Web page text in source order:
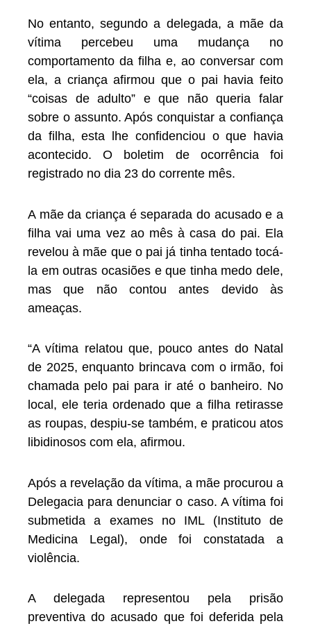
No entanto, segundo a delegada, a mãe da
vítima percebeu uma mudança no
comportamento da filha e, ao conversar com
ela, a criança afirmou que o pai havia feito
“coisas de adulto” e que não queria falar
sobre o assunto. Após conquistar a confiança
da filha, esta lhe confidenciou o que havia
acontecido. O boletim de ocorrência foi
registrado no dia 23 do corrente mês.
A mãe da criança é separada do acusado e a
filha vai uma vez ao mês à casa do pai. Ela
revelou à mãe que o pai já tinha tentado tocá-
la em outras ocasiões e que tinha medo dele,
mas que não contou antes devido às
ameaças.
“A vítima relatou que, pouco antes do Natal
de 2025, enquanto brincava com o irmão, foi
chamada pelo pai para ir até o banheiro. No
local, ele teria ordenado que a filha retirasse
as roupas, despiu-se também, e praticou atos
libidinosos com ela, afirmou.
Após a revelação da vítima, a mãe procurou a
Delegacia para denunciar o caso. A vítima foi
submetida a exames no IML (Instituto de
Medicina Legal), onde foi constatada a
violência.
A delegada representou pela prisão
preventiva do acusado que foi deferida pela